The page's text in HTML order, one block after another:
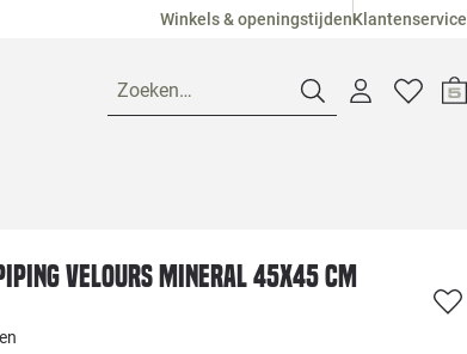
Winkels & openingstijdenKlantenservice
Zoeken…
Pagina suggesties
Loods 5
velours mineral 45x45 cm